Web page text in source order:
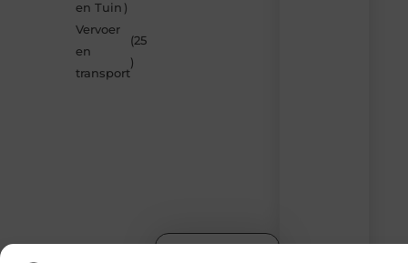
en Tuin )
Vervoer
en
transport
(25
)